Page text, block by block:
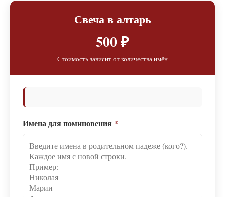
Свеча в алтарь
500 ₽
Стоимость зависит от количества имён
Имена для поминовения *